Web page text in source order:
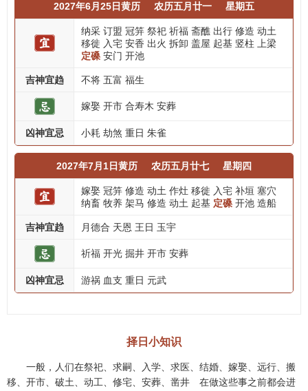
2027年6月25日黄历 农历五月廿一 星期五
纳采 订盟 冠笄 祭祀 祈福 斋醮 出行 修造 动土
移徙 入宅 安香 出火 拆卸 盖屋 起基 竖柱
上梁
定磉 安门 开池
吉神宜趋 不将 五富 福生
嫁娶 开市 合寿木 安葬
凶神宜忌 小耗 劫煞 重日 朱雀
2027年7月1日黄历 农历五月廿七 星期四
嫁娶 冠笄 修造 动土 作灶 移徙 入宅 补垣 塞穴
纳畜 牧养 架马 修造 动土 起基 定磉 开池 造船
吉神宜趋 月德合 天恩 王日 玉宇
祈福 开光 掘井 开市 安葬
凶神宜忌 游祸 血支 重日 元武
择日小知识
一般，人们在祭祀、求嗣、入学、求医、结婚、嫁娶、远行、搬
移、开市、破土、动工、修宅、安葬、凿井 在做这些事之前都会进